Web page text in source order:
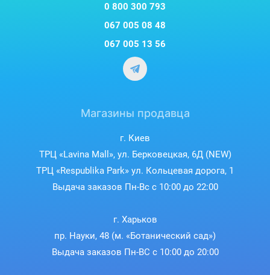
0 800 300 793
067 005 08 48
067 005 13 56
Магазины продавца
г. Киев
ТРЦ «Lavina Mall», ул. Берковецкая, 6Д (NEW)
ТРЦ «Respublika Park» ул. Кольцевая дорога, 1
Выдача заказов Пн-Вс с 10:00 до 22:00
г. Харьков
пр. Науки, 48 (м. «Ботанический сад»)
Выдача заказов Пн-ВС с 10:00 до 20:00